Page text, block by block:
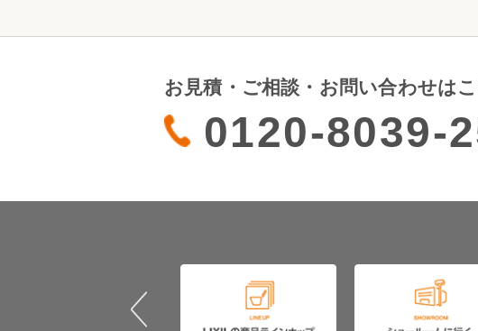
お見積・ご相談・お問い合わせは
0120-8039-